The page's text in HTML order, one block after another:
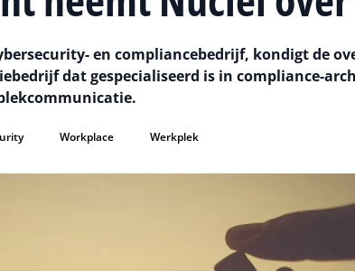
en compliancebedrijf, kondigt de
dat gespecialiseerd is in compliance-
Workplace Werkplek